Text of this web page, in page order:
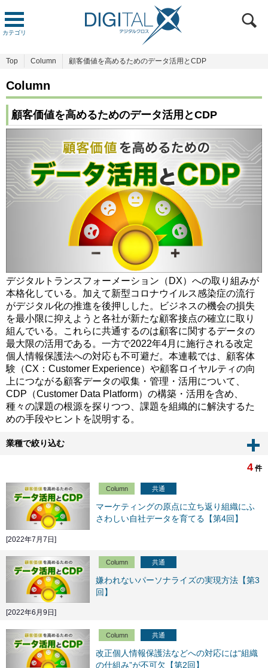
カテゴリ
Top Column 顧客価値を高めるためのデータ活用とCDP
Column
顧客価値を高めるためのデータ活用とCDP
デジタルトランスフォーメーション（DX）への取り組みが
本格化している。加えて新型コロナウイルス感染症の流行
がデジタル化の推進を後押しした。ビジネスの機会の損失
を最小限に抑えようと各社が新たな顧客接点の確立に取り
組んでいる。これらに共通するのは顧客に関するデータの
最大限の活用である。一方で2022年4月に施行される改定
個人情報保護法への対応も不可避だ。本連載では、顧客体
験（CX：Customer Experience）や顧客ロイヤルティの向
上につながる顧客データの収集・管理・活用について、
CDP（Customer Data Platform）の構築・活用を含め、
種々の課題の根源を探りつつ、課題を組織的に解決するた
めの手段やヒントを説明する。
業種で絞り込む
4 件
Column 共通
マーケティングの原点に立ち返り組織にふ
さわしい自社データを育てる【第4回】
[2022年7月7日]
Column 共通
嫌われないパーソナライズの実現方法【第3
回】
[2022年6月9日]
Column 共通
改正個人情報保護法などへの対応には“組織
の仕組み”が不可欠【第2回】